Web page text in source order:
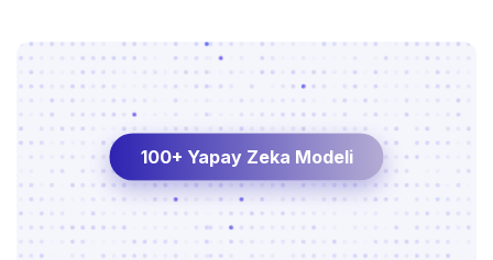
100+ Yapay Zeka Modeli